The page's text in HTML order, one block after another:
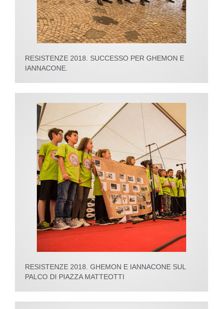
RESISTENZE 2018. SUCCESSO PER GHEMON E
IANNACONE.
RESISTENZE 2018. GHEMON E IANNACONE SUL
PALCO DI PIAZZA MATTEOTTI